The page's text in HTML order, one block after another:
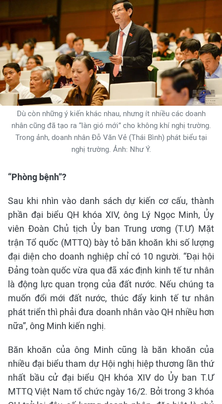
Dù còn những ý kiến khác nhau, nhưng ít nhiều các doanh
nhân cũng đã tạo ra “làn gió mới” cho không khí nghị trường.
Trong ảnh, doanh nhân Đỗ Văn Vẻ (Thái Bình) phát biểu tại
nghị trường. Ảnh: Như Ý.
“Phòng bệnh”?
Sau khi nhìn vào danh sách dự kiến cơ cấu, thành
phần đại biểu QH khóa XIV, ông Lý Ngọc Minh, Ủy
viên Đoàn Chủ tịch Ủy ban Trung ương (T.Ư) Mặt
trận Tổ quốc (MTTQ) bày tỏ băn khoăn khi số lượng
đại diện cho doanh nghiệp chỉ có 10 người. “Đại hội
Đảng toàn quốc vừa qua đã xác định kinh tế tư nhân
là động lực quan trọng của đất nước. Nếu chúng ta
muốn đổi mới đất nước, thúc đẩy kinh tế tư nhân
phát triển thì phải đưa doanh nhân vào QH nhiều hơn
nữa”, ông Minh kiến nghị.
Băn khoăn của ông Minh cũng là băn khoăn của
nhiều đại biểu tham dự Hội nghị hiệp thương lần thứ
nhất bầu cử đại biểu QH khóa XIV do Ủy ban T.Ư
MTTQ Việt Nam tổ chức ngày 16/2. Bởi trong 3 khóa